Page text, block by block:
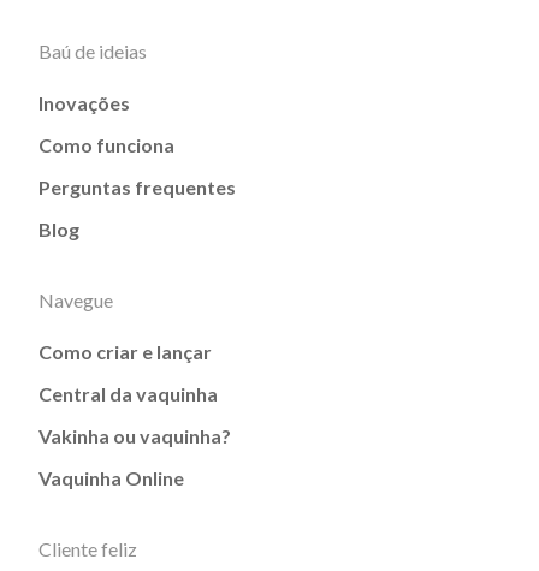
Baú de ideias
Inovações
Como funciona
Perguntas frequentes
Blog
Navegue
Como criar e lançar
Central da vaquinha
Vakinha ou vaquinha?
Vaquinha Online
Cliente feliz